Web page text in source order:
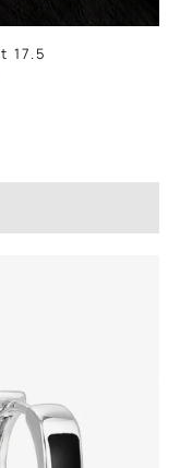
17.5